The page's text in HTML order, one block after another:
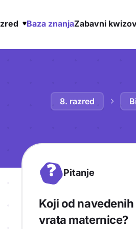
Baza znanjaZabavni
8. razred
? Pitanje
Koji od
vrata maternice?